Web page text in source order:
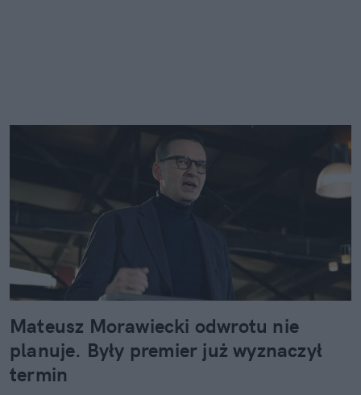
Mateusz Morawiecki odwrotu nie
planuje. Były premier już wyznaczył
termin